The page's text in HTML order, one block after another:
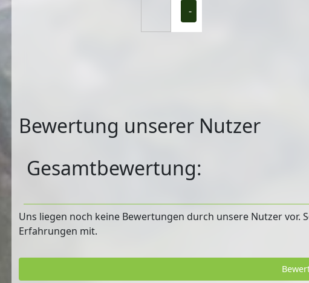
-
Bewertung unserer Nutzer
Gesamtbewertung:
Uns liegen noch keine Bewertungen durch unsere Nutzer
Erfahrungen mit.